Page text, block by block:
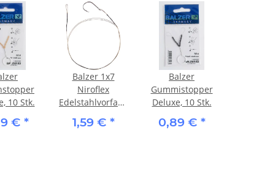
10 Stk.
€ *
Balzer 1x7
Niroflex
Edelstahlvorfach
mit Einzelhaken
1,59 € *
Balzer
Gummistopper
Deluxe, 10 Stk.
0,89 € *